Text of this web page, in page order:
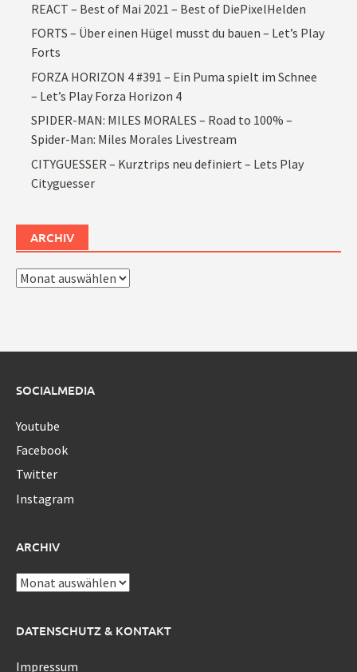
REACT – Best of Mai 2021 – Best of DiePixelHelden
FORTS – Über einen Hügel musst du bauen – Let’s Play
Forts
FORZA HORIZON 4 #391 – Ein Puma spielt im Schnee
– Let’s Play Forza Horizon 4
SPIDER-MAN: MILES MORALES – Road to 100% –
Spider-Man: Miles Morales Livestream
CITYGUESSER – Kurztrips neu definiert – Lets Play
Cityguesser
ARCHIV
Archiv
SOCIALMEDIA
Youtube
Facebook
Twitter
Instagram
ARCHIV
Archiv
DATENSCHUTZ & KONTAKT
Impressum